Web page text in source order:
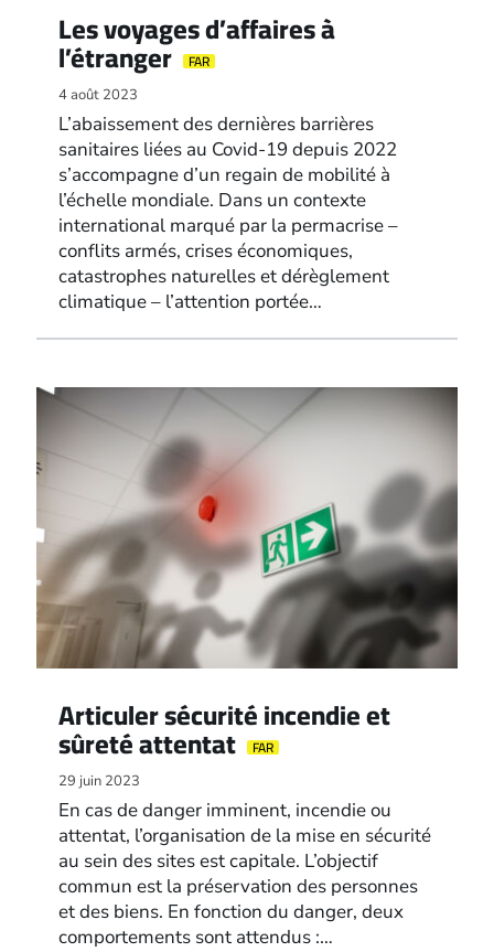
Les voyages d’affaires à
l’étranger FAR
4 août 2023
L’abaissement des dernières barrières
sanitaires liées au Covid-19 depuis 2022
s’accompagne d’un regain de mobilité à
l’échelle mondiale. Dans un contexte
international marqué par la permacrise –
conflits armés, crises économiques,
catastrophes naturelles et dérèglement
climatique – l’attention portée…
Articuler sécurité incendie et
sûreté attentat FAR
29 juin 2023
En cas de danger imminent, incendie ou
attentat, l’organisation de la mise en sécurité
au sein des sites est capitale. L’objectif
commun est la préservation des personnes
et des biens. En fonction du danger, deux
comportements sont attendus :…